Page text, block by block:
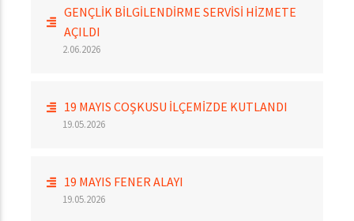
GENÇLİK BİLGİLENDİRME SERVİSİ HİZMETE
AÇILDI
2.06.2026
19 MAYIS COŞKUSU İLÇEMİZDE KUTLANDI
19.05.2026
19 MAYIS FENER ALAYI
19.05.2026